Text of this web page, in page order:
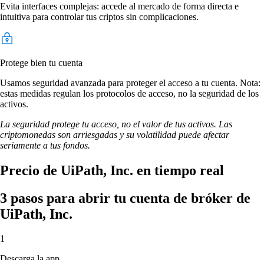
Evita interfaces complejas: accede al mercado de forma directa e
intuitiva para controlar tus criptos sin complicaciones.
Protege bien tu cuenta
Usamos seguridad avanzada para proteger el acceso a tu cuenta. Nota:
estas medidas regulan los protocolos de acceso, no la seguridad de los
activos.
La seguridad protege tu acceso, no el valor de tus activos. Las
criptomonedas son arriesgadas y su volatilidad puede afectar
seriamente a tus fondos.
Precio de UiPath, Inc. en tiempo real
3 pasos para abrir tu cuenta de bróker de
UiPath, Inc.
1